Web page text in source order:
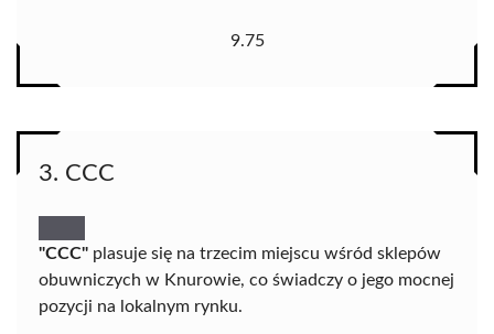
9.75
3. CCC
"CCC" plasuje się na trzecim miejscu wśród sklepów
obuwniczych w Knurowie, co świadczy o jego mocnej
pozycji na lokalnym rynku.